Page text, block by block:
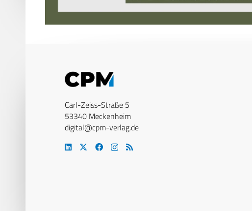
Carl-Zeiss-Straße 5
53340 Meckenheim
digital@cpm-verlag.de